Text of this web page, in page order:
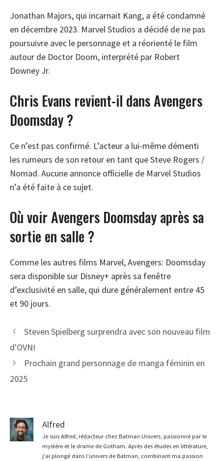
Jonathan Majors, qui incarnait Kang, a été condamné
en décembre 2023. Marvel Studios a décidé de ne pas
poursuivre avec le personnage et a réorienté le film
autour de Doctor Doom, interprété par Robert
Downey Jr.
Chris Evans revient-il dans Avengers
Doomsday ?
Ce n’est pas confirmé. L’acteur a lui-même démenti
les rumeurs de son retour en tant que Steve Rogers /
Nomad. Aucune annonce officielle de Marvel Studios
n’a été faite à ce sujet.
Où voir Avengers Doomsday après sa
sortie en salle ?
Comme les autres films Marvel, Avengers: Doomsday
sera disponible sur Disney+ après sa fenêtre
d’exclusivité en salle, qui dure généralement entre 45
et 90 jours.
Steven Spielberg surprendra avec son nouveau film
d'OVNI
Prochain grand personnage de manga féminin en
2025
Alfred
Je suis Alfred, rédacteur chez Batman Univers, passionné par le
mystère et le drame de Gotham. Après des études en littérature,
j'ai plongé dans l’univers de Batman, combinant ma passion